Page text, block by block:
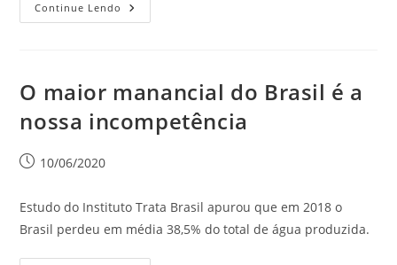
Continue Lendo
O maior manancial do Brasil é a
nossa incompetência
10/06/2020
Estudo do Instituto Trata Brasil apurou que em 2018 o
Brasil perdeu em média 38,5% do total de água produzida.